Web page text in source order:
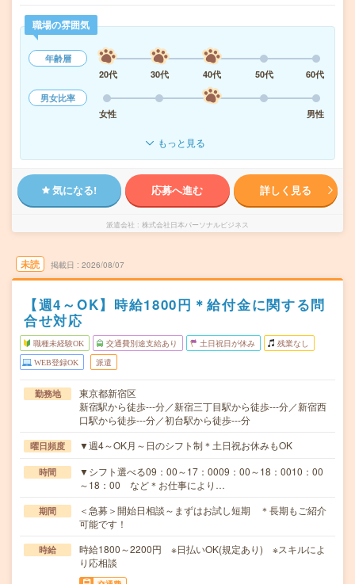
職場の雰囲気
年齢層
20代
30代 40代 50代
60代
男女比率
女性
男性
もっと見る
気になる! 応募へ進む 詳しく見る
派遣会社 株式会社日本パーソナルビジネス
未読 掲載日 2026/08/07
【週4～OK】時給1800円＊給付金に関する問
合せ対応
職種未経験OK 交通費別途支給あり 土日祝日が休み 残業なし
WEB登録OK 派遣
勤務地
東京都新宿区
新宿駅から徒歩---分／新宿三丁目駅から徒歩---分／新宿西
口駅から徒歩---分／初台駅から徒歩---分
曜日頻度 ▼週4～OK月～日のシフト制＊土日祝お休みもOK
時間
▼シフト選べる09：00～17：0009：00～18：0010：00
～18：00 など＊お仕事により…
期間
＜急募＞開始日相談～まずはお試し短期 ＊長期もご紹介
可能です！
時給
時給1800～2200円 ※日払いOK(規定あり) ※スキルによ
り応相談